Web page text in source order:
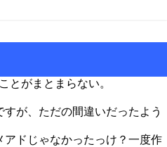
とがまとまらない。
が、ただの間違いだったよう
ドじゃなかったっけ？一度作